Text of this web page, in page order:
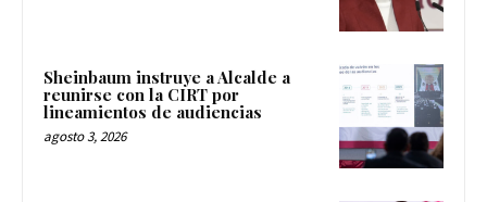
Sheinbaum instruye a Alcalde a
reunirse con la CIRT por
lineamientos de audiencias
agosto 3, 2026